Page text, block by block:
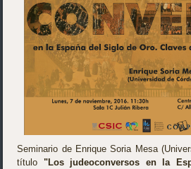
Seminario de Enrique Soria Mesa
título "Los judeoconversos en la